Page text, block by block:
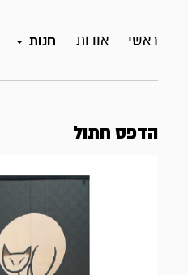
ראשי אודות חנות
הדפס חתול